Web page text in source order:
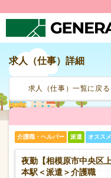
転
登
求人（仕事）詳細
求人（仕事）一覧に戻る
介護職・ヘルパー 派遣 オススメ
夜勤【相模原市中央区
本駅＜派遣＞介護職